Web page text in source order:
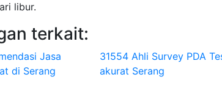
libur.
terkait:
Jasa
di Serang
31554 Ahli Survey PDA
akurat Serang